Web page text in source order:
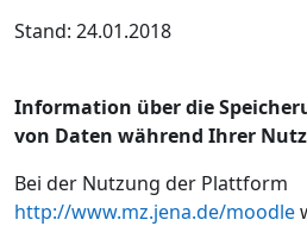
Stand: 24.01.2018
Information über die
von Daten während Ihrer
Bei der Nutzung der Plattform
http://www.mz.jena.de/moodle